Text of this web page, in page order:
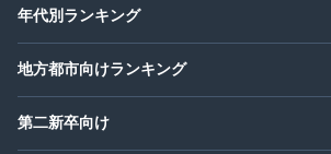
年代別ランキング
地方都市向けランキング
第二新卒向け